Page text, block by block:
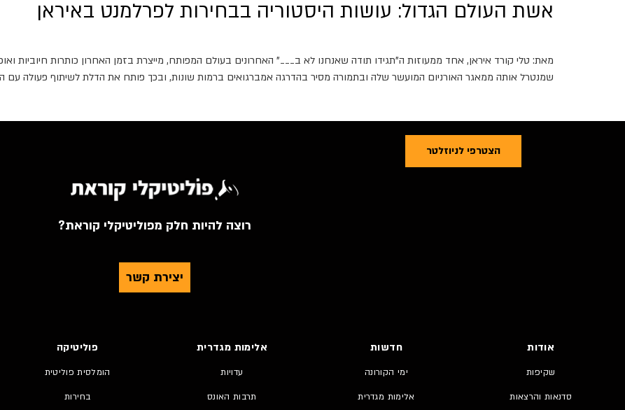
אשת העולם הגדול: עושות היסטוריה בבחירות לפרלמנט באיראן
מאת: טלי קורד איראן, אחד ממעוזות ה"תגידו תודה שאנחנו לא ב___" האחרונים בעולם המפותח, מייצרת בזמן האחרון כותרות חיוביות
שמנטרל אותה ממאגר האורניום המועשר שלה ובתמורה מסיר בהדרגה אמברגואים ברמות שונות, ובכך פותח את הדלת לשיתוף פעולה עם
הצטרפי לניוזלטר
רוצה להיות חלק מפוליטיקלי קוראת?
יצירת קשר
אודות
שקיפות
סדנאות והרצאות
חדשות
ימי הקורונה
אלימות מגדרית
אלימות מגדרית
עדויות
תרבות האונס
פוליטיקה
הומלסית פוליטית
בחירות